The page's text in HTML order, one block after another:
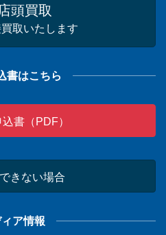
店頭買取
取いたします
書はこちら
書（PDF）
きない場合
ィア情報